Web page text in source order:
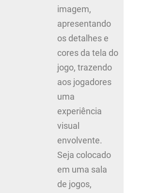
imagem,
apresentando
os detalhes e
cores da tela do
jogo, trazendo
aos jogadores
uma
experiência
visual
envolvente.
Seja colocado
em uma sala
de jogos,